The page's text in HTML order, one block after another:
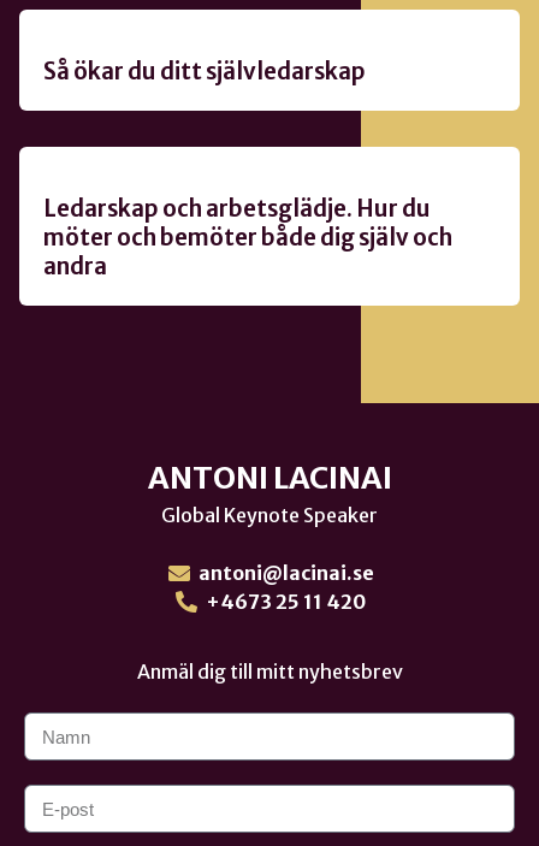
Så ökar du ditt självledarskap
Ledarskap och arbetsglädje. Hur du
möter och bemöter både dig själv och
andra
ANTONI LACINAI
Global Keynote Speaker
antoni@lacinai.se
+4673 25 11 420
Anmäl dig till mitt nyhetsbrev